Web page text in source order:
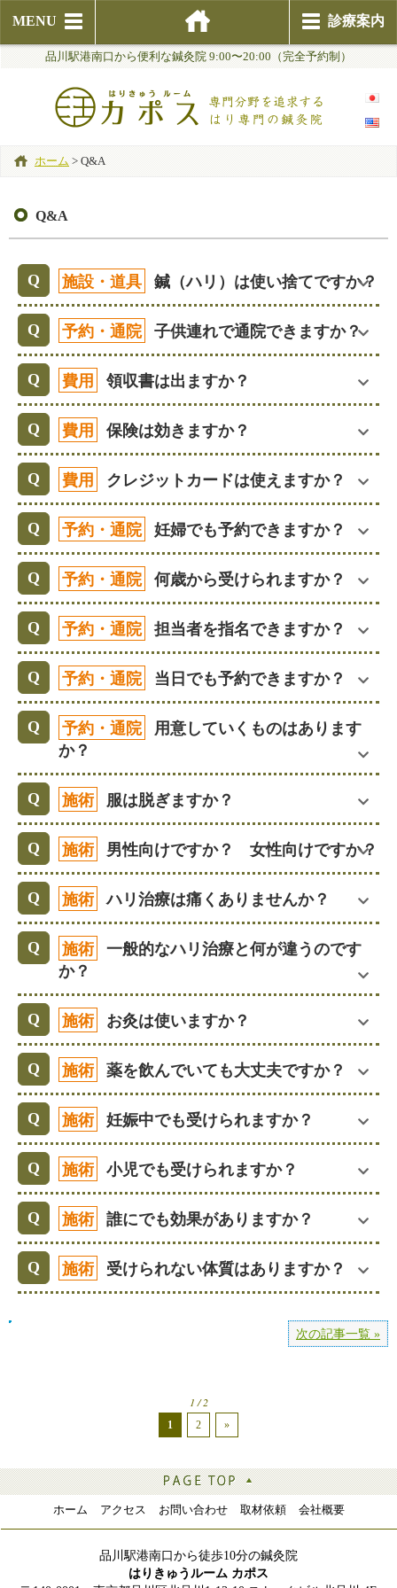
MENU 診療案内
品川駅港南口から便利な鍼灸院 9:00〜20:00（完全予約制）
ホーム > Q&A
Q&A
施設・道具 鍼（ハリ）は使い捨てですか？
予約・通院 子供連れで通院できますか？
費用 領収書は出ますか？
費用 保険は効きますか？
費用 クレジットカードは使えますか？
予約・通院 妊婦でも予約できますか？
予約・通院 何歳から受けられますか？
予約・通院 担当者を指名できますか？
予約・通院 当日でも予約できますか？
予約・通院
用意していくものはあります
か？
施術 服は脱ぎますか？
施術 男性向けですか？ 女性向けですか？
施術 ハリ治療は痛くありませんか？
施術
一般的なハリ治療と何が違うのです
か？
施術 お灸は使いますか？
施術 薬を飲んでいても大丈夫ですか？
施術 妊娠中でも受けられますか？
施術 小児でも受けられますか？
施術 誰にでも効果がありますか？
施術 受けられない体質はありますか？
次の記事一覧 »
1 / 2
1 2 »
ホーム アクセス お問い合わせ 取材依頼 会社概要
品川駅港南口から徒歩10分の鍼灸院
はりきゅうルーム カポス